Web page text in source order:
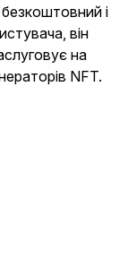
і
він
на
NFT.